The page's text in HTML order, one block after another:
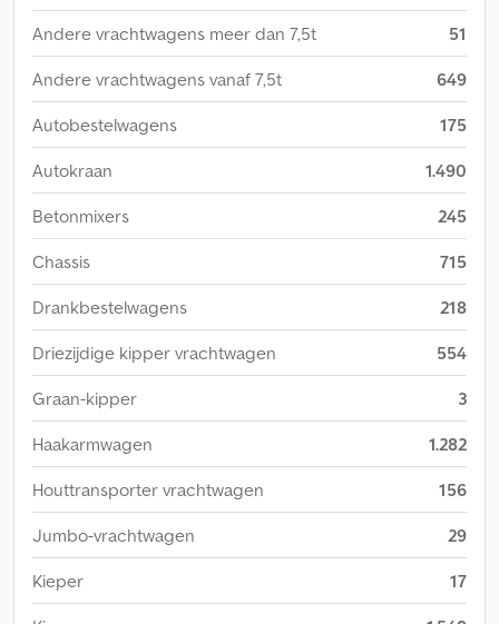
Andere vrachtwagens meer dan 7,5t 51
Andere vrachtwagens vanaf 7,5t 649
Autobestelwagens 175
Autokraan 1.490
Betonmixers 245
Chassis 715
Drankbestelwagens 218
Driezijdige kipper vrachtwagen 554
Graan-kipper 3
Haakarmwagen 1.282
Houttransporter vrachtwagen 156
Jumbo-vrachtwagen 29
Kieper 17